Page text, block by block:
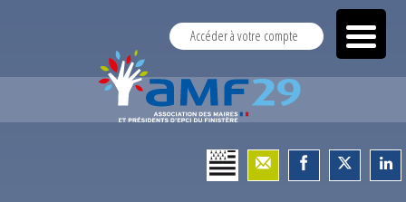
Accéder à votre compte